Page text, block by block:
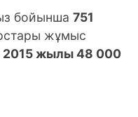
бойынша 751
жұмыс
2015жылы 48 000